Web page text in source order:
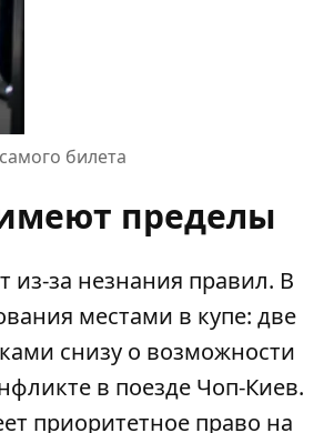
билета
пределы
за незнания правил. В
местами в купе: две
снизу о возможности
в поезде Чоп-Киев.
приоритетное право на